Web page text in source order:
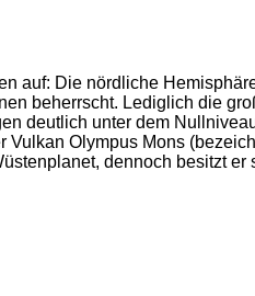
auf: Die nördliche
beherrscht. Lediglich die
deutlich unter dem
Vulkan Olympus Mons
dennoch besitzt er